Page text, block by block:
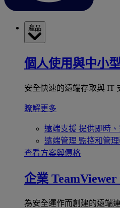
產品
個人使用與中小
安全快速的遠端存取與 IT
瞭解更多
遠端支援 提供即時
遠端管理 監控和管
查看方案與價格
企業 TeamViewer
為安全運作而創建的遠端